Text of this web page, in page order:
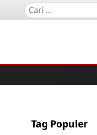
Tag Populer